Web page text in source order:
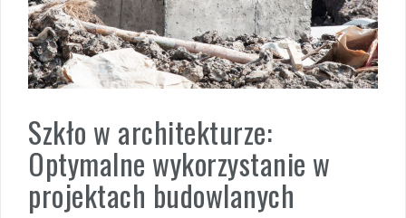
Szkło w architekturze:
Optymalne wykorzystanie w
projektach budowlanych